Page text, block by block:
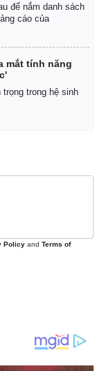
để nắm danh sách
cáo của
mắt tính năng
trong hệ sinh
Policy and Terms of